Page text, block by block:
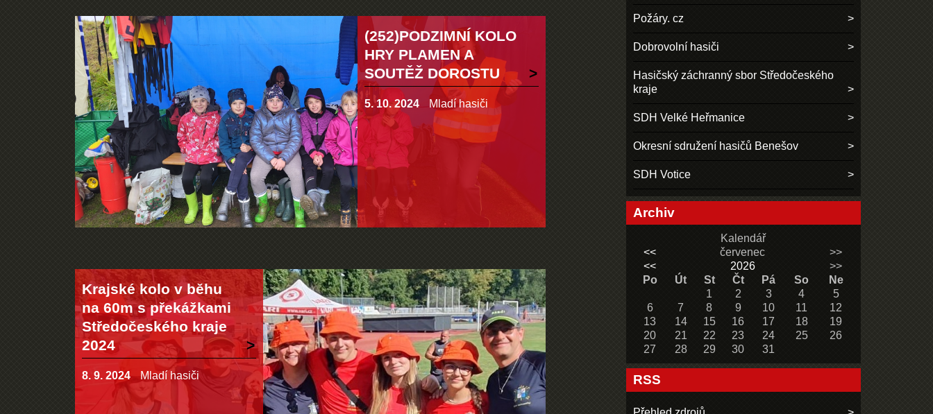
(252)PODZIMNÍ KOLO
HRY PLAMEN A
SOUTĚŽ DOROSTU
5. 10. 2024 Mladí hasiči
Krajské kolo v běhu
na 60m s překážkami
Středočeského kraje
2024
8. 9. 2024 Mladí hasiči
Požáry. cz
Dobrovolní hasiči
Hasičský záchranný sbor Středočeského
kraje
SDH Velké Heřmanice
Okresní sdružení hasičů Benešov
SDH Votice
Archiv
Kalendář
<<
červenec
>>
<<
2026
>>
Po
Út St Čt Pá So
Ne
1
2 3 4
5
6
7 8 9 10 11
12
13
14 15 16 17 18
19
20
21 22 23 24 25
26
27
28 29 30 31
RSS